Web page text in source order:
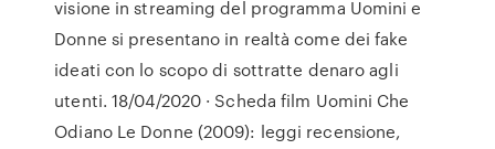
visione in streaming del programma Uomini e
Donne si presentano in realtà come dei fake
ideati con lo scopo di sottratte denaro agli
utenti. 18/04/2020 · Scheda film Uomini Che
Odiano Le Donne (2009): leggi recensione,